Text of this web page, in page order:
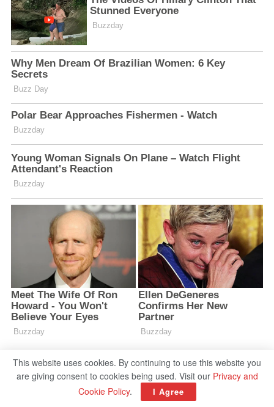
This website uses cookies. By continuing to use this website you
are giving consent to cookies being used. Visit our Privacy and
Cookie Policy. I Agree